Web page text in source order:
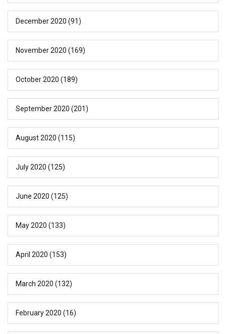
December 2020 (91)
November 2020 (169)
October 2020 (189)
September 2020 (201)
August 2020 (115)
July 2020 (125)
June 2020 (125)
May 2020 (133)
April 2020 (153)
March 2020 (132)
February 2020 (16)